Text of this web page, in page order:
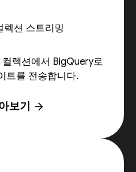
션 스트리밍
렉션에서 BigQuery로
트를 전송합니다.
보기 arrow_forward